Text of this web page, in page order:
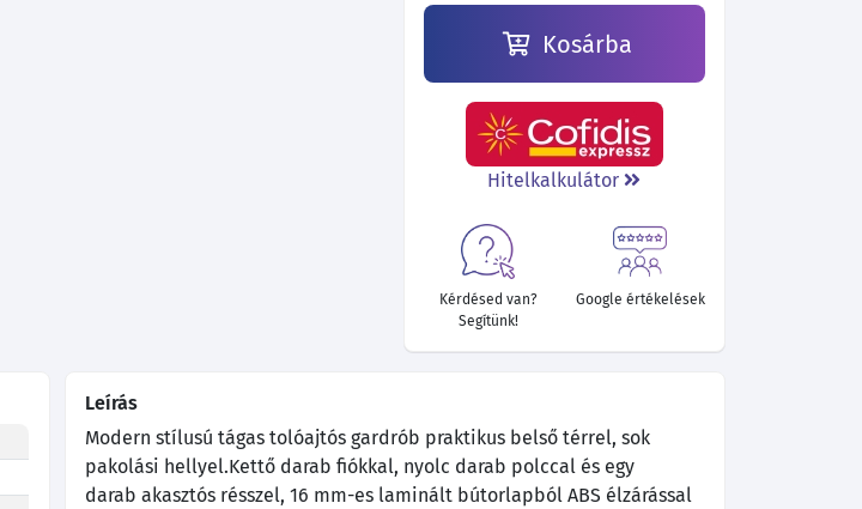
Kosárba
Hitelkalkulátor
Kérdésed van?
Segítünk!
Google értékelések
Leírás
Modern stílusú tágas tolóajtós gardrób praktikus belső térrel, sok
pakolási hellyel.Kettő darab fiókkal, nyolc darab polccal és egy
darab akasztós résszel, 16 mm-es laminált bútorlapból ABS élzárással